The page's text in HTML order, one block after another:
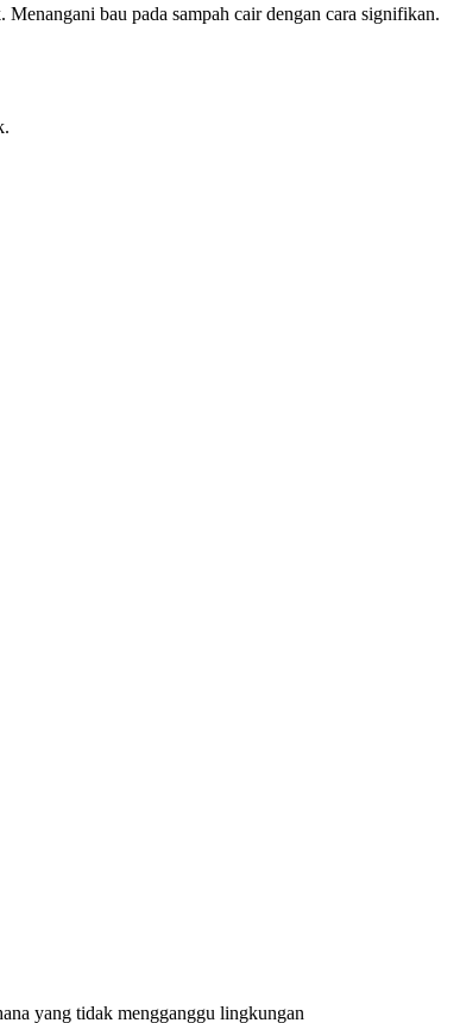
bau pada sampah cair dengan cara signifikan.
yang tidak mengganggu lingkungan